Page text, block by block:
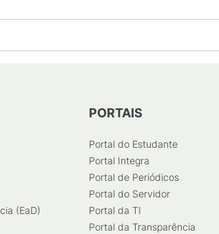
(EaD)
PORTAIS
Portal do Estudante
Portal Integra
Portal de Periódicos
Portal do Servidor
Portal da TI
Portal da Transparência